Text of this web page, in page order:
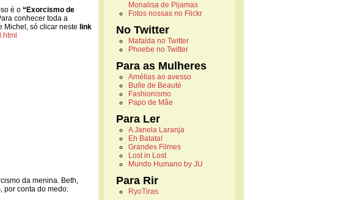
é o “Exorcismo de
conhecer toda a
Michel, só clicar neste link
da menina. Beth,
por conta do medo:
Monalisa de Pijamas
Fotos nossas no Flickr
No Twitter
Mafalda no Twitter
Phoebe no Twitter
Para as Mulheres
Amélias ao avesso
Bulle de Beauté
Fashionismo
Papo de Mãe
Para Ler
A Janela Laranja
Eh Batata!
Grandes Filmes
Lost in Lost
Mundo Humano by JU
Para Rir
RyoTiras